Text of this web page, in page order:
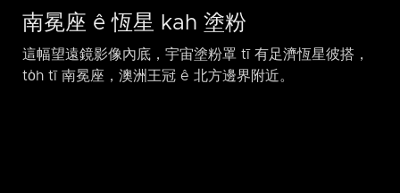
南冕座 ê 恆星 kah 塗粉
這幅望遠鏡影像內底，宇宙塗粉罩 tī 有足濟恆星彼搭，
to̍h tī 南冕座，澳洲王冠 ê 北方邊界附近。